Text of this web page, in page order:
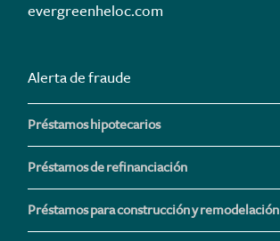
evergreenheloc.com
Alerta de fraude
Préstamos hipotecarios
Préstamos de refinanciación
Préstamos para construcción y remodelación